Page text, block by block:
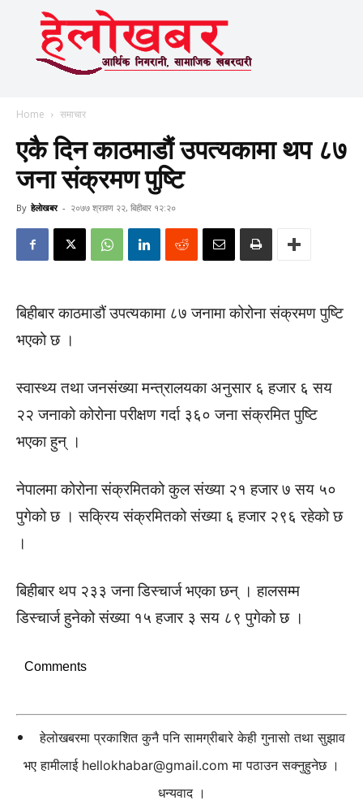
Home समाचार
एकै दिन काठमाडौं उपत्यकामा थप ८७
जना संक्रमण पुष्टि
By हेलाेखबर - २०७७ श्रावण २२, बिहीबार १२:२०
बिहीबार काठमाडौं उपत्यकामा ८७ जनामा कोरोना संक्रमण पुष्टि
भएको छ ।
स्वास्थ्य तथा जनसंख्या मन्त्रालयका अनुसार ६ हजार ६ सय
२२ जनाको कोरोना परीक्षण गर्दा ३६० जना संक्रमित पुष्टि
भएका हुन् ।
नेपालमा कोरोना संक्रमितको कुल संख्या २१ हजार ७ सय ५०
पुगेको छ । सक्रिय संक्रमितको संख्या ६ हजार २९६ रहेको छ
।
बिहीबार थप २३३ जना डिस्चार्ज भएका छन् । हालसम्म
डिस्चार्ज हुनेको संख्या १५ हजार ३ सय ८९ पुगेको छ ।
Comments
हेलोखबरमा प्रकाशित कुनै पनि सामग्रीबारे केही गुनासो तथा सुझाव
भए हामीलाई hellokhabar@gmail.com मा पठाउन सक्नुहुनेछ ।
धन्यवाद ।